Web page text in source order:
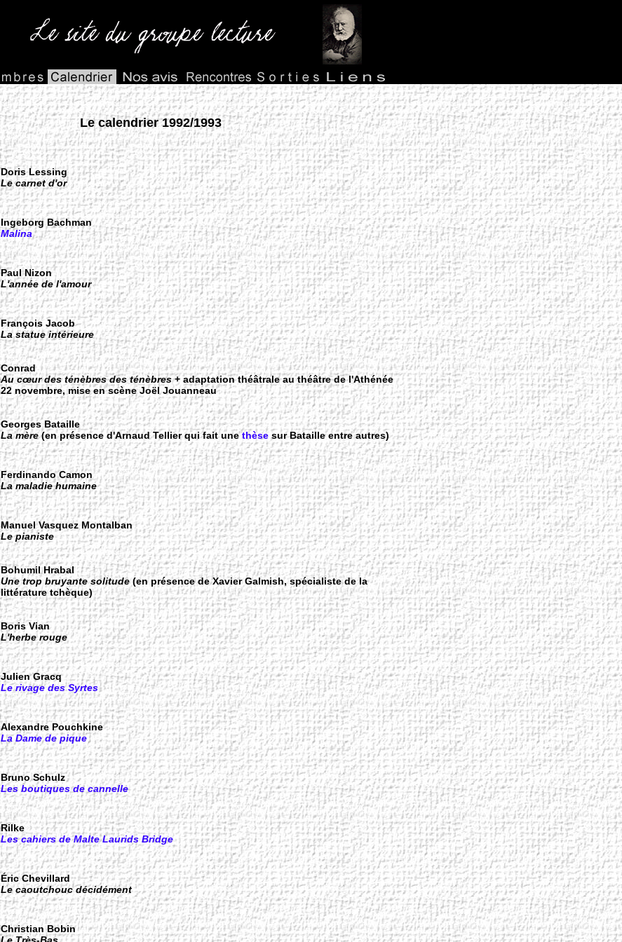
Le calendrier 1992/1993
Doris Lessing
Le carnet d'or
Ingeborg Bachman
Malina
Paul Nizon
L'année de l'amour
François Jacob
La statue intérieure
Conrad
Au cœur des ténèbres des ténèbres+ adaptation théâtrale au théâtre de l'Athénée
22 novembre, mise en scène Joël Jouanneau
Georges Bataille
La mère(en présence d'Arnaud Tellier qui fait unethèsesur Bataille entre autres)
Ferdinando Camon
La maladie humaine
Manuel Vasquez Montalban
Le pianiste
Bohumil Hrabal
Une trop bruyante solitude(en présence de Xavier Galmish, spécialiste de la
littérature tchèque)
Boris Vian
L'herbe rouge
Julien Gracq
Le rivage des Syrtes
Alexandre Pouchkine
La Dame de pique
Bruno Schulz
Les boutiques de cannelle
Rilke
Les cahiers de Malte Laurids Bridge
Éric Chevillard
Le caoutchouc décidément
Christian Bobin